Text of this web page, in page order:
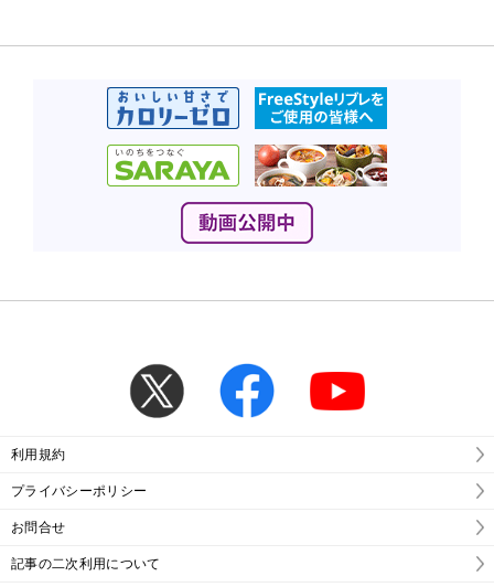
利用規約
プライバシーポリシー
お問合せ
記事の二次利用について